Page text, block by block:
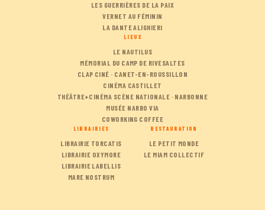
LES GUERRIÈRES DE LA PAIX
VERNET AU FÉMININ
LA DANTE ALIGHIERI
LIEUX
LE NAUTILUS
MÉMORIAL DU CAMP DE RIVESALTES
CLAP CINÉ · CANET-EN-ROUSSILLON
CINÉMA CASTILLET
THÉÂTRE+CINÉMA SCÈNE NATIONALE · NARBONNE
MUSÉE NARBO VIA
COWORKING COFFEE
LIBRAIRIES
LIBRAIRIE TORCATIS
LIBRAIRIE OXYMORE
LIBRAIRIE LABELLIS
MARE NOSTRUM
RESTAURATION
LE PETIT MONDE
LE MIAM COLLECTIF